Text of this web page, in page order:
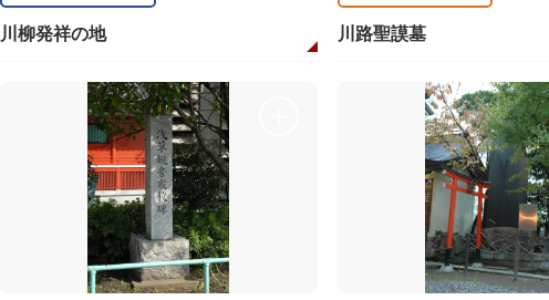
川柳発祥の地 川路聖謨墓